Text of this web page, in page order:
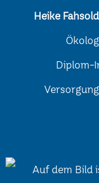
Heike
Diplom-